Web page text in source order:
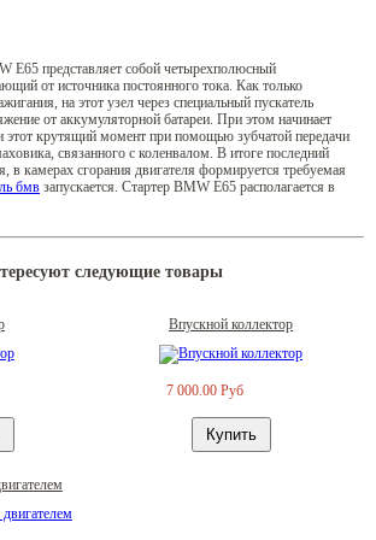
E65 представляет собой четырехполюсный
от источника постоянного тока. Как только
на этот узел через специальный пускатель
от аккумуляторной батареи. При этом начинает
этот крутящий момент при помощью зубчатой передачи
связанного с коленвалом. В итоге последний
в камерах сгорания двигателя формируется требуемая
бмв запускается. Стартер BMW E65 располагается в
следующие товары
Впускной коллектор
7 000.00 Руб